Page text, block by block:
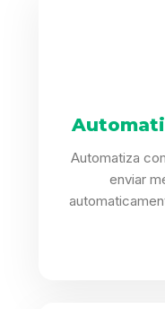
Automatiza
enviar